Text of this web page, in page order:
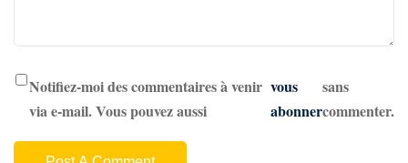
Notifiez-moi des commentaires à venir
via e-mail. Vous pouvez aussi
vous
abonner
sans
commenter.